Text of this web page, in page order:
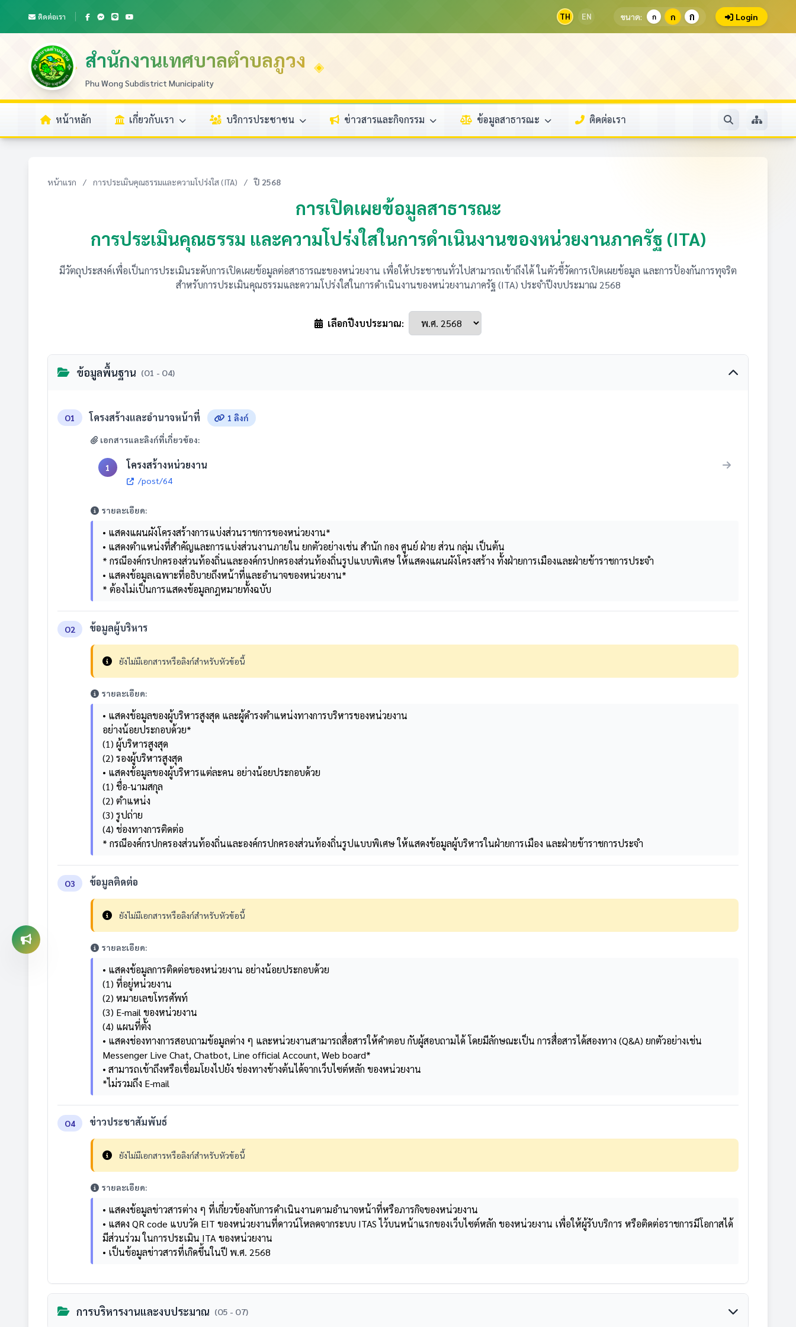
ติดต่อเรา TH EN ขนาด: ก ก ก Login
สำนักงานเทศบาลตำบลภูวง
Phu Wong Subdistrict Municipality
หน้าหลัก เกี่ยวกับเรา บริการประชาชน ข่าวสารและกิจกรรม ข้อมูลสาธารณะ ติดต่อเรา
หน้าแรก / การประเมินคุณธรรมและความโปร่งใส (ITA) / ปี 2568
การเปิดเผยข้อมูลสาธารณะ
การประเมินคุณธรรม และความโปร่งใสในการดำเนินงานของหน่วยงานภาครัฐ (ITA)
มีวัตถุประสงค์เพื่อเป็นการประเมินระดับการเปิดเผยข้อมูลต่อสาธารณะของหน่วยงาน เพื่อให้ประชาชนทั่วไปสามารถเข้าถึงได้ ในตัวชี้วัดการเปิดเผยข้อมูล และการป้องกันการทุจริต
สำหรับการประเมินคุณธรรมและความโปร่งใสในการดำเนินงานของหน่วยงานภาครัฐ (ITA) ประจำปีงบประมาณ 2568
เลือกปีงบประมาณ:
ข้อมูลพื้นฐาน (O1 - O4)
O1 โครงสร้างและอำนาจหน้าที่ 1 ลิงก์
เอกสารและลิงก์ที่เกี่ยวข้อง:
1 โครงสร้างหน่วยงาน
/post/64
รายละเอียด:
• แสดงแผนผังโครงสร้างการแบ่งส่วนราชการของหน่วยงาน*
• แสดงตำแหน่งที่สำคัญและการแบ่งส่วนงานภายใน ยกตัวอย่างเช่น สำนัก กอง ศูนย์ ฝ่าย ส่วน กลุ่ม เป็นต้น
* กรณีองค์กรปกครองส่วนท้องถิ่นและองค์กรปกครองส่วนท้องถิ่นรูปแบบพิเศษ ให้แสดงแผนผังโครงสร้าง ทั้งฝ่ายการเมืองและฝ่ายข้าราชการประจำ
• แสดงข้อมูลเฉพาะที่อธิบายถึงหน้าที่และอำนาจของหน่วยงาน*
* ต้องไม่เป็นการแสดงข้อมูลกฎหมายทั้งฉบับ
O2 ข้อมูลผู้บริหาร
ยังไม่มีเอกสารหรือลิงก์สำหรับหัวข้อนี้
รายละเอียด:
• แสดงข้อมูลของผู้บริหารสูงสุด และผู้ดำรงตำแหน่งทางการบริหารของหน่วยงาน
อย่างน้อยประกอบด้วย*
(1) ผู้บริหารสูงสุด
(2) รองผู้บริหารสูงสุด
• แสดงข้อมูลของผู้บริหารแต่ละคน อย่างน้อยประกอบด้วย
(1) ชื่อ-นามสกุล
(2) ตำแหน่ง
(3) รูปถ่าย
(4) ช่องทางการติดต่อ
* กรณีองค์กรปกครองส่วนท้องถิ่นและองค์กรปกครองส่วนท้องถิ่นรูปแบบพิเศษ ให้แสดงข้อมูลผู้บริหารในฝ่ายการเมือง และฝ่ายข้าราชการประจำ
O3 ข้อมูลติดต่อ
ยังไม่มีเอกสารหรือลิงก์สำหรับหัวข้อนี้
รายละเอียด:
• แสดงข้อมูลการติดต่อของหน่วยงาน อย่างน้อยประกอบด้วย
(1) ที่อยู่หน่วยงาน
(2) หมายเลขโทรศัพท์
(3) E-mail ของหน่วยงาน
(4) แผนที่ตั้ง
• แสดงช่องทางการสอบถามข้อมูลต่าง ๆ และหน่วยงานสามารถสื่อสารให้คำตอบ กับผู้สอบถามได้ โดยมีลักษณะเป็น การสื่อสารได้สองทาง (Q&A) ยกตัวอย่างเช่น
Messenger Live Chat, Chatbot, Line official Account, Web board*
• สามารถเข้าถึงหรือเชื่อมโยงไปยัง ช่องทางข้างต้นได้จากเว็บไซต์หลัก ของหน่วยงาน
*ไม่รวมถึง E-mail
O4 ข่าวประชาสัมพันธ์
ยังไม่มีเอกสารหรือลิงก์สำหรับหัวข้อนี้
รายละเอียด:
• แสดงข้อมูลข่าวสารต่าง ๆ ที่เกี่ยวข้องกับการดำเนินงานตามอำนาจหน้าที่หรือภารกิจของหน่วยงาน
• แสดง QR code แบบวัด EIT ของหน่วยงานที่ดาวน์โหลดจากระบบ ITAS ไว้บนหน้าแรกของเว็บไซต์หลัก ของหน่วยงาน เพื่อให้ผู้รับบริการ หรือติดต่อราชการมีโอกาสได้
มีส่วนร่วม ในการประเมิน ITA ของหน่วยงาน
• เป็นข้อมูลข่าวสารที่เกิดขึ้นในปี พ.ศ. 2568
การบริหารงานและงบประมาณ (O5 - O7)